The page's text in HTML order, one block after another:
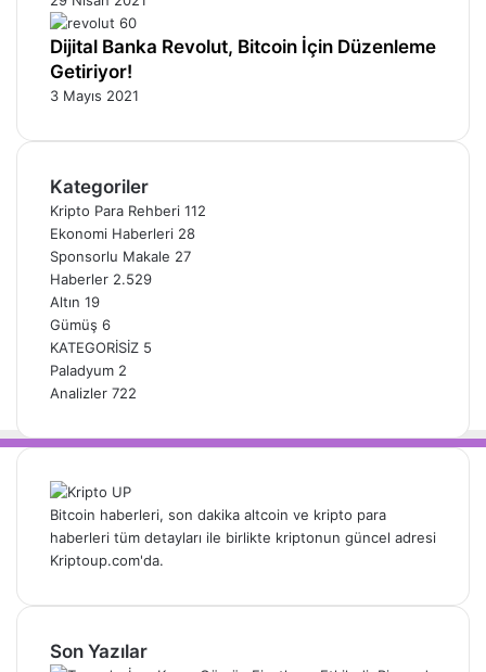
Dijital Banka Revolut, Bitcoin İçin Düzenleme
Getiriyor!
3 Mayıs 2021
Kategoriler
Kripto Para Rehberi 112
Ekonomi Haberleri 28
Sponsorlu Makale 27
Haberler 2.529
Altın 19
Gümüş 6
KATEGORİSİZ 5
Paladyum 2
Analizler 722
Bitcoin haberleri, son dakika altcoin ve kripto para
haberleri tüm detayları ile birlikte kriptonun güncel adresi
Kriptoup.com'da.
Son Yazılar